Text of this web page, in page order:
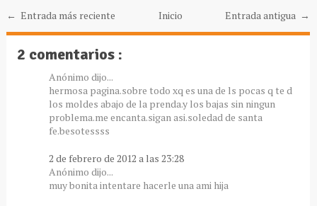
← Entrada más reciente Entrada antigua →
Inicio
2 comentarios :
Anónimo dijo...
hermosa pagina.sobre todo xq es una de ls pocas q te d
los moldes abajo de la prenda.y los bajas sin ningun
problema.me encanta.sigan asi.soledad de santa
fe.besotessss
2 de febrero de 2012 a las 23:28
Anónimo dijo...
muy bonita intentare hacerle una ami hija